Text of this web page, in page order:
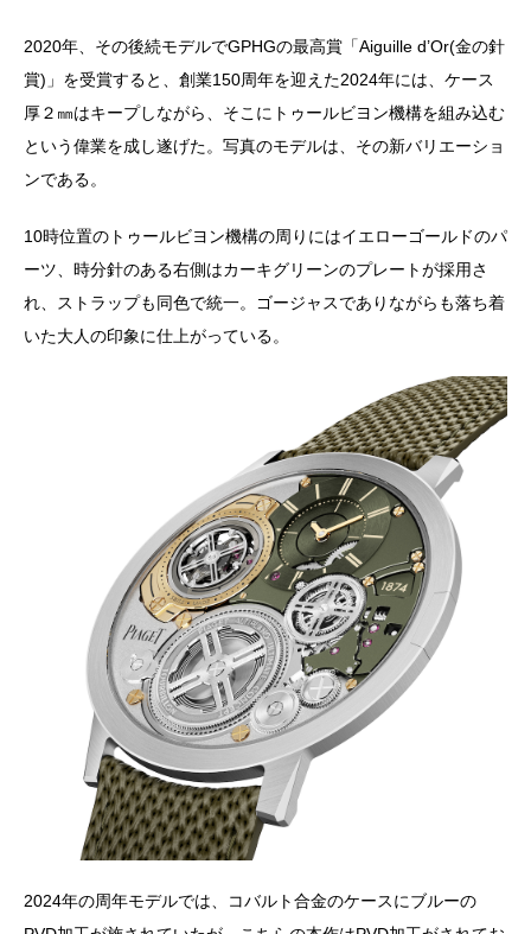
2020年、その後続モデルでGPHGの最高賞「Aiguille d’Or(金の針
賞)」を受賞すると、創業150周年を迎えた2024年には、ケース
厚２㎜はキープしながら、そこにトゥールビヨン機構を組み込む
という偉業を成し遂げた。写真のモデルは、その新バリエーショ
ンである。
10時位置のトゥールビヨン機構の周りにはイエローゴールドのパ
ーツ、時分針のある右側はカーキグリーンのプレートが採用さ
れ、ストラップも同色で統一。ゴージャスでありながらも落ち着
いた大人の印象に仕上がっている。
2024年の周年モデルでは、コバルト合金のケースにブルーの